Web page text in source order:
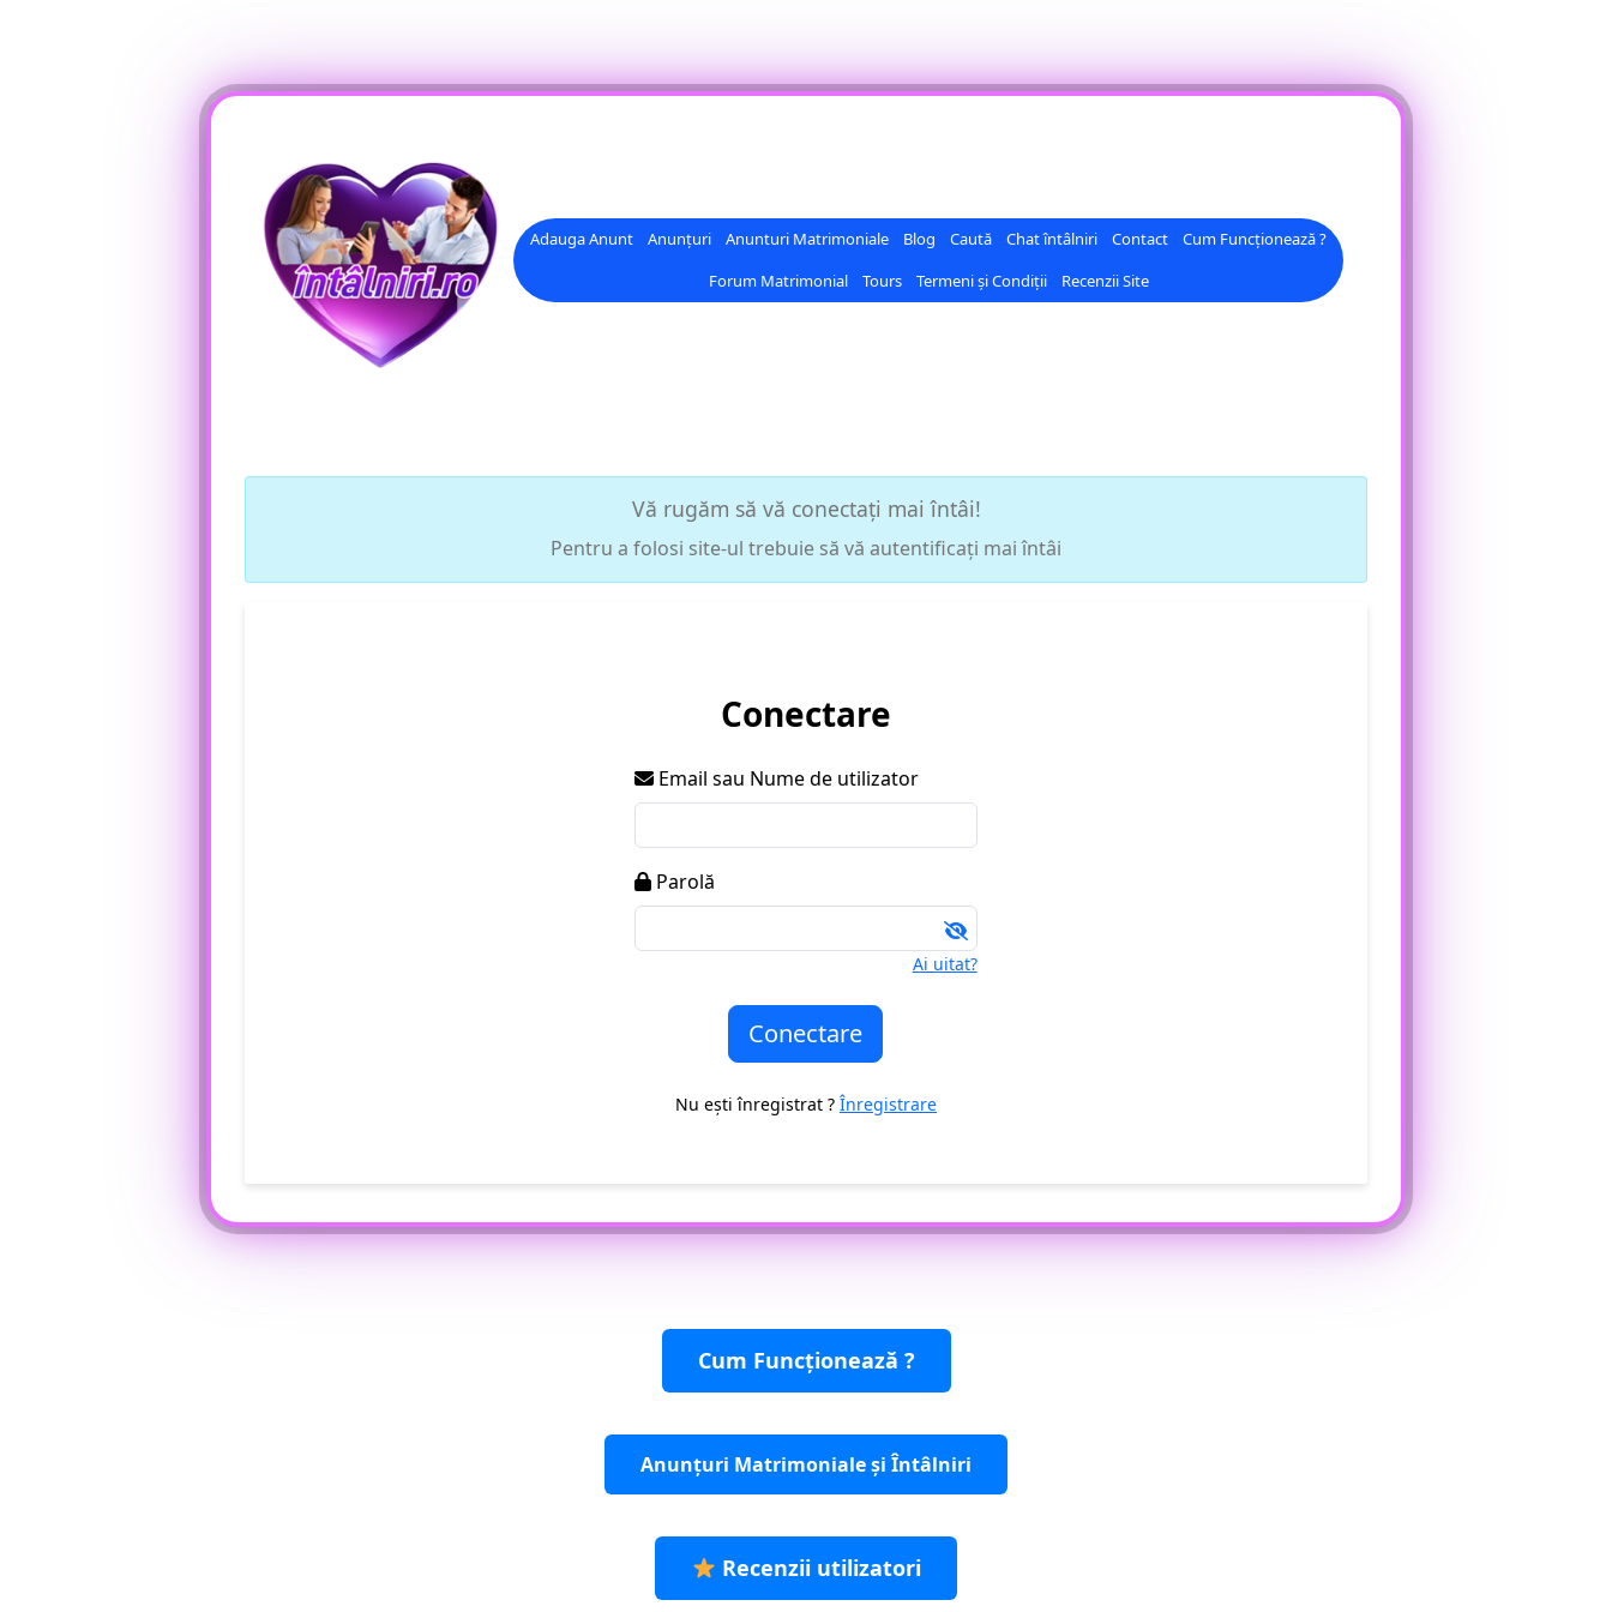
Adauga Anunt Anunțuri Anunturi Matrimoniale Blog Caută Chat întâlniri Contact
Cum Funcționează ?
Forum Matrimonial
Tours Termeni și Condiții Recenzii Site
Vă rugăm să vă conectați mai întâi!
Pentru a folosi site-ul trebuie să vă autentificați mai întâi
Conectare
Email sau Nume de utilizator
Parolă
Ai uitat?
Conectare
Nu ești înregistrat ? Înregistrare
lt
r
Cum Funcționează ?
Anunțuri Matrimoniale și Întâlniri
Recenzii utilizatori